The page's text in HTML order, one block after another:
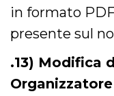
in formato
presente sul
.13) Modifica
Organizzatore